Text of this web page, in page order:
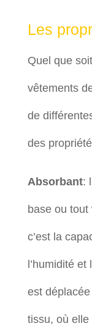
Les
Quel que
vêtements
de
des
Absorbant:
base ou
c’est la
l’humidité
est
tissu, où